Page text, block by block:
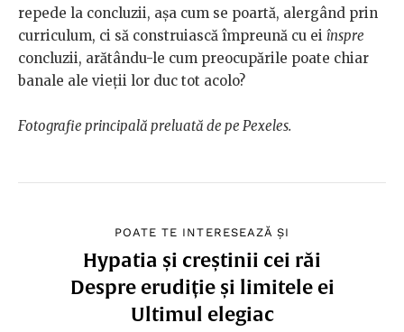
repede la concluzii, așa cum se poartă, alergând prin
curriculum, ci să construiască împreună cu ei înspre
concluzii, arătându-le cum preocupările poate chiar
banale ale vieții lor duc tot acolo?
Fotografie principală preluată de pe Pexeles.
POATE TE INTERESEAZĂ ȘI
Hypatia și creștinii cei răi
Despre erudiție și limitele ei
Ultimul elegiac